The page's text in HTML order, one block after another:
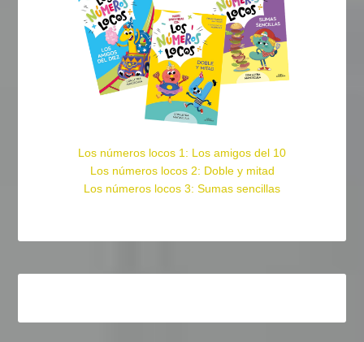
Los números locos 1: Los amigos del 10
Los números locos 2: Doble y mitad
Los números locos 3: Sumas sencillas